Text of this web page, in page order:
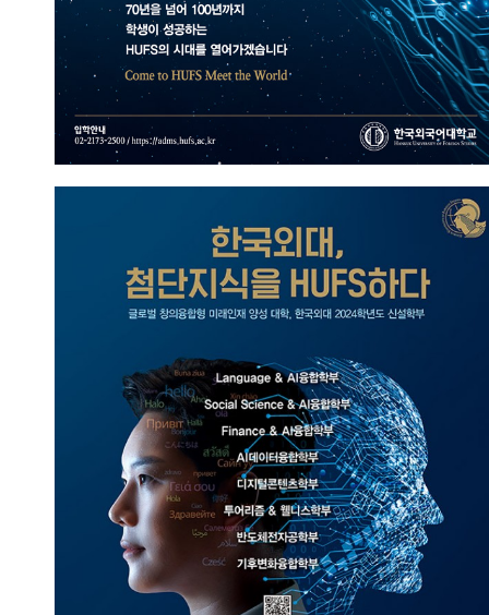
한국외대, 첨단지식을 HUFS하다
2023.09.13
총관리자